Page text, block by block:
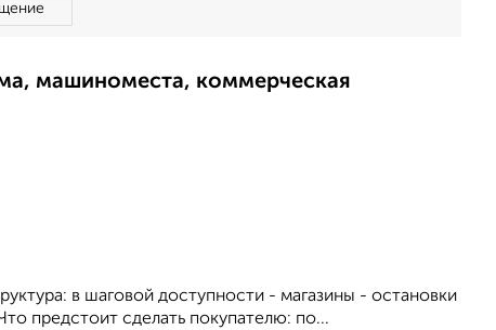
машиноместа, коммерческая
в шаговой доступности - магазины - остановки
предстоит сделать покупателю: по...